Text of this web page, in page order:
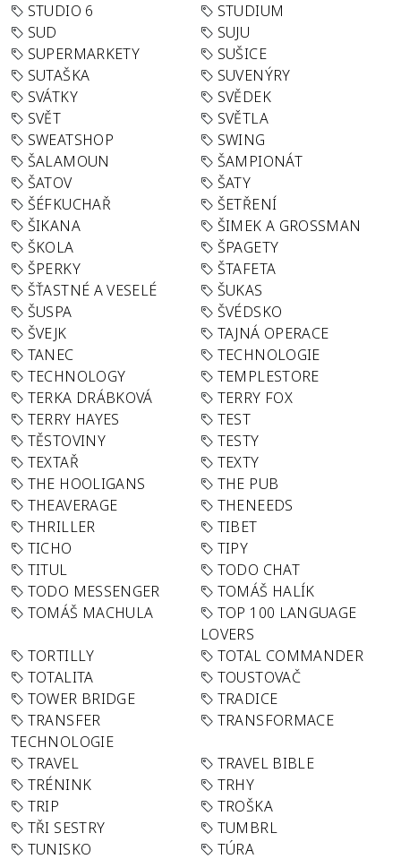
STUDIO 6
STUDIUM
SUD
SUJU
SUPERMARKETY
SUŠICE
SUTAŠKA
SUVENÝRY
SVÁTKY
SVĚDEK
SVĚT
SVĚTLA
SWEATSHOP
SWING
ŠALAMOUN
ŠAMPIONÁT
ŠATOV
ŠATY
ŠÉFKUCHAŘ
ŠETŘENÍ
ŠIKANA
ŠIMEK A GROSSMAN
ŠKOLA
ŠPAGETY
ŠPERKY
ŠTAFETA
ŠŤASTNÉ A VESELÉ
ŠUKAS
ŠUSPA
ŠVÉDSKO
ŠVEJK
TAJNÁ OPERACE
TANEC
TECHNOLOGIE
TECHNOLOGY
TEMPLESTORE
TERKA DRÁBKOVÁ
TERRY FOX
TERRY HAYES
TEST
TĚSTOVINY
TESTY
TEXTAŘ
TEXTY
THE HOOLIGANS
THE PUB
THEAVERAGE
THENEEDS
THRILLER
TIBET
TICHO
TIPY
TITUL
TODO CHAT
TODO MESSENGER
TOMÁŠ HALÍK
TOMÁŠ MACHULA
TOP 100 LANGUAGE
LOVERS
TORTILLY
TOTAL COMMANDER
TOTALITA
TOUSTOVAČ
TOWER BRIDGE
TRADICE
TRANSFER
TECHNOLOGIE
TRANSFORMACE
TRAVEL
TRAVEL BIBLE
TRÉNINK
TRHY
TRIP
TROŠKA
TŘI SESTRY
TUMBRL
TUNISKO
TÚRA